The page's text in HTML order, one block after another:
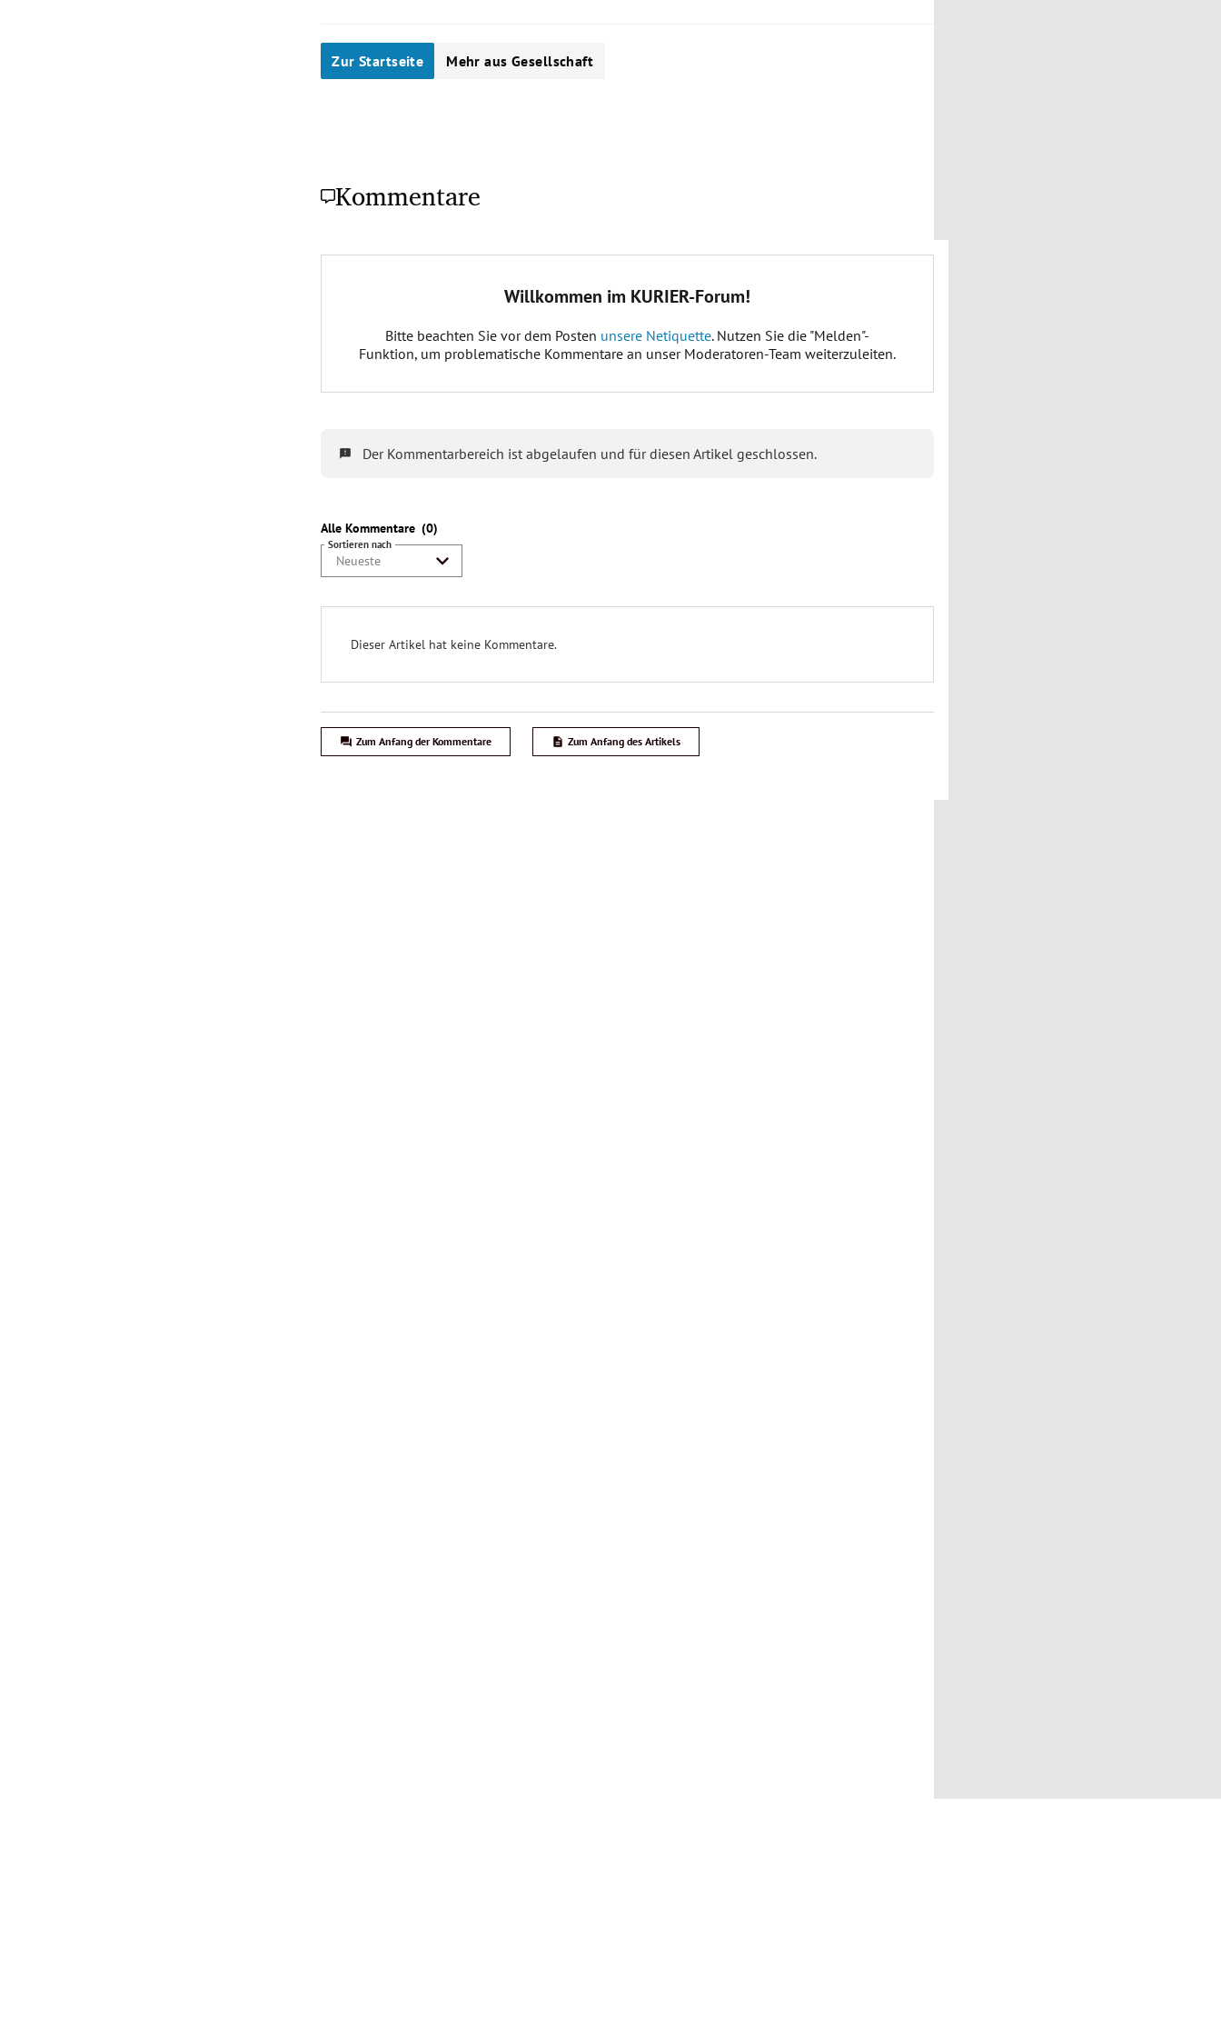
Zur Startseite Mehr aus Gesellschaft
Kommentare